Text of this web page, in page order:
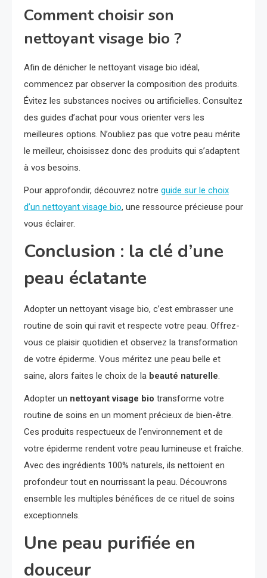
Comment choisir son
nettoyant visage bio ?
Afin de dénicher le nettoyant visage bio idéal,
commencez par observer la composition des produits.
Évitez les substances nocives ou artificielles. Consultez
des guides d’achat pour vous orienter vers les
meilleures options. N’oubliez pas que votre peau mérite
le meilleur, choisissez donc des produits qui s’adaptent
à vos besoins.
Pour approfondir, découvrez notre guide sur le choix
d’un nettoyant visage bio, une ressource précieuse pour
vous éclairer.
Conclusion : la clé d’une
peau éclatante
Adopter un nettoyant visage bio, c’est embrasser une
routine de soin qui ravit et respecte votre peau. Offrez-
vous ce plaisir quotidien et observez la transformation
de votre épiderme. Vous méritez une peau belle et
saine, alors faites le choix de la beauté naturelle.
Adopter un nettoyant visage bio transforme votre
routine de soins en un moment précieux de bien-être.
Ces produits respectueux de l’environnement et de
votre épiderme rendent votre peau lumineuse et fraîche.
Avec des ingrédients 100% naturels, ils nettoient en
profondeur tout en nourrissant la peau. Découvrons
ensemble les multiples bénéfices de ce rituel de soins
exceptionnels.
Une peau purifiée en
douceur